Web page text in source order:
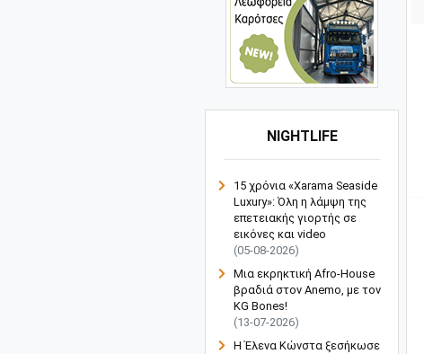
NIGHTLIFE
15 χρόνια «Xarama Seaside
Luxury»: Όλη η λάμψη της
επετειακής γιορτής σε
εικόνες και video
(05-08-2026)
Μια εκρηκτική Afro-House
βραδιά στον Anemo, με τον
KG Bones!
(13-07-2026)
Η Έλενα Κώνστα ξεσήκωσε